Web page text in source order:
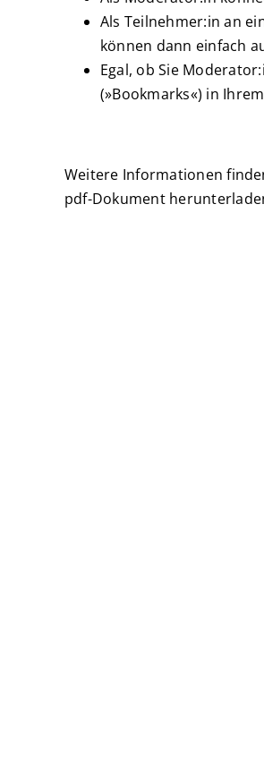
Als Teilnehmer:in an
können dann einfach
Egal, ob Sie
(»Bookmarks«) in
Weitere Informationen
pdf-Dokument